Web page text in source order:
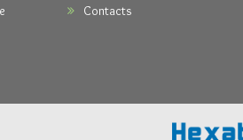
Contacts